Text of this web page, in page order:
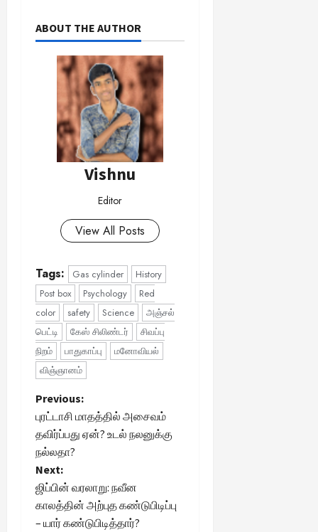
ABOUT THE AUTHOR
Vishnu
Editor
View All Posts
Tags: Gas cylinder
History
Post box
Psychology
Red
color
safety Science
அஞ்சல்
பெட்டி
கேஸ் சிலிண்டர்
சிவப்பு
நிறம்
பாதுகாப்பு
மனோவியல்
விஞ்ஞானம்
P
o
s
t
n
Previous:
புரட்டாசி மாதத்தில் அசைவம்
தவிர்ப்பது ஏன்? உடல் நலனுக்கு
நல்லதா?
Next:
ஜிப்பின் வரலாறு: நவீன
காலத்தின் அற்புத கண்டுபிடிப்பு
– யார் கண்டுபிடித்தார்?